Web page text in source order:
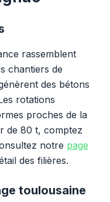
rassemblent
chantiers de
des bétons
rotations
proches de la
de 80 t, comptez
notre page
des filières.
toulousaine